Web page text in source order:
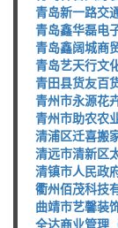
青岛新一路交
青岛鑫华磊电
青岛鑫阔城商
青岛艺天行文
青田县货友百
青州市永源花
青州市助农农
清浦区迁喜搬
清远市清新区
清镇市人民政
衢州佰茂科技
曲靖市艺馨装
全达商业管理